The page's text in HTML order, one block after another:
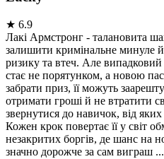
★ 6.9
Лакі Армстронг - талановита
залишити кримінальне минуле
ризику та втеч. Але
стає не порятунком, а новою
забрати приз, її можуть
отримати гроші й не втратити
звернутися до навичок, від
Кожен крок повертає її у світ
незакритих боргів, де шанс на
значно дорожче за сам виграш ...